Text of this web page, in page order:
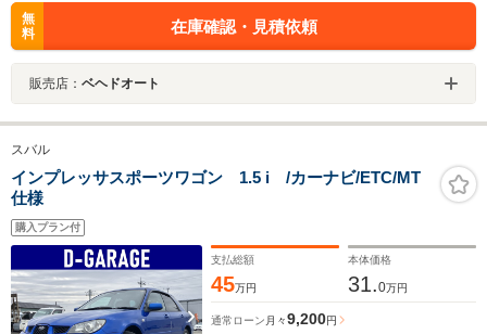
無
料
在庫確認・見積依頼
販売店： ベヘドオート
スバル
インプレッサスポーツワゴン 1.5 i /カーナビ/ETC/MT
仕様
購入プラン付
支払総額
45万円
本体価格
31.0万円
通常ローン 月々9,200円